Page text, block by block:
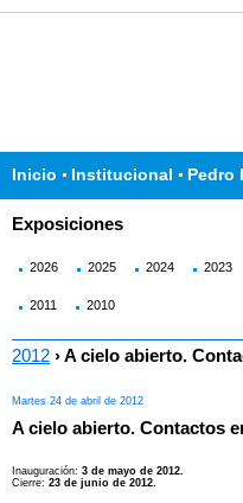
Inicio Institucional Pedro
Exposiciones
2026 2025 2024 2023
2011 2010
2012 › A cielo abierto.
Martes 24 de abril de 2012
A cielo abierto. Contactos
Inauguración: 3 de mayo de 2012.
Cierre: 23 de junio de 2012.